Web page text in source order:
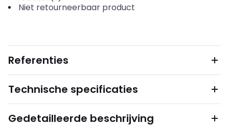
Niet retourneerbaar product
Referenties
Technische specificaties
Gedetailleerde beschrijving